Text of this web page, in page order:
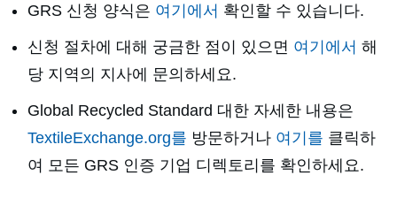
GRS 신청 양식은 여기에서 확인할 수 있습니다.
신청 절차에 대해 궁금한 점이 있으면 여기에서 해
당 지역의 지사에 문의하세요.
Global Recycled Standard 대한 자세한 내용은
TextileExchange.org를 방문하거나 여기를 클릭하
여 모든 GRS 인증 기업 디렉토리를 확인하세요.